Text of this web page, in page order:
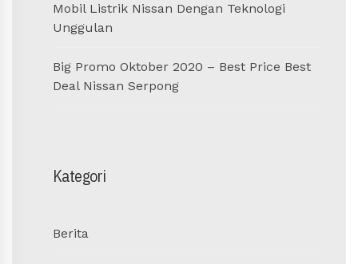
Mobil Listrik Nissan Dengan Teknologi
Unggulan
Big Promo Oktober 2020 – Best Price Best
Deal Nissan Serpong
Kategori
Berita